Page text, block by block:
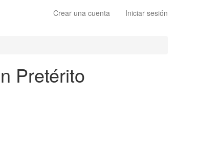
Crear una cuenta Iniciar sesión
Pretérito